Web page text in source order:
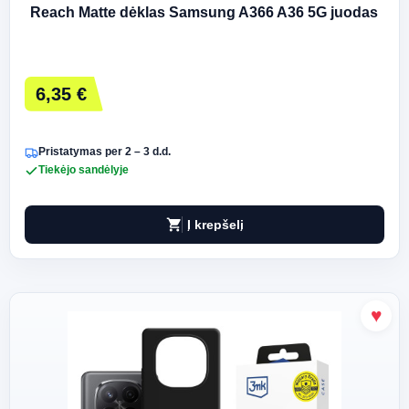
Reach Matte dėklas Samsung A366 A36 5G juodas
6,35 €
Pristatymas per 2 – 3 d.d.
Tiekėjo sandėlyje
shopping_cart Į krepšelį